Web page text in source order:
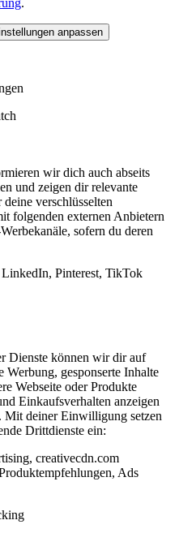
.
anpassen
wir dich auch abseits
und zeigen dir relevante
verschlüsselten
folgenden externen Anbietern
sofern du deren
Pinterest, TikTok
Dienste können wir dir auf
Werbung, gesponserte Inhalte
Webseite oder Produkte
Einkaufsverhalten anzeigen
Mit deiner Einwilligung setzen
Drittdienste ein:
creativecdn.com
Ads